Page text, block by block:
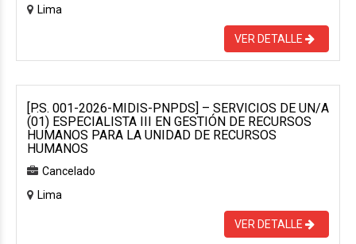
Lima
VER DETALLE
[P.S. 001-2026-MIDIS-PNPDS] – SERVICIOS DE UN/A
(01) ESPECIALISTA III EN GESTIÓN DE RECURSOS
HUMANOS PARA LA UNIDAD DE RECURSOS
HUMANOS
Cancelado
Lima
VER DETALLE